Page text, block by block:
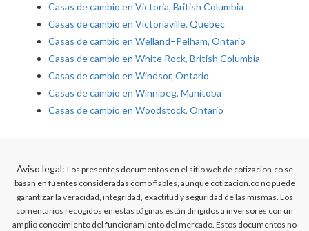
Casas de cambio en Victoria, British Columbia
Casas de cambio en Victoriaville, Quebec
Casas de cambio en Welland–Pelham, Ontario
Casas de cambio en White Rock, British Columbia
Casas de cambio en Windsor, Ontario
Casas de cambio en Winnipeg, Manitoba
Casas de cambio en Woodstock, Ontario
Aviso legal: Los presentes documentos en el sitio web de cotizacion.co se
basan en fuentes consideradas como fiables, aunque cotizacion.co no puede
garantizar la veracidad, integridad, exactitud y seguridad de las mismas. Los
comentarios recogidos en estas páginas están dirigidos a inversores con un
amplio conocimiento del funcionamiento del mercado. Estos documentos no